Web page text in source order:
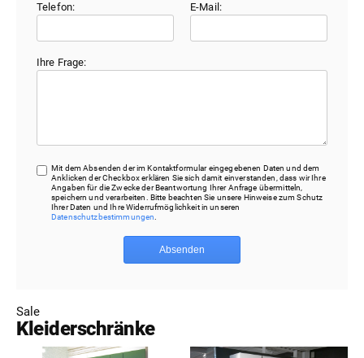
Telefon: E-Mail:
Ihre Frage:
Mit dem Absenden der im Kontaktformular eingegebenen Daten und dem
Anklicken der Checkbox erklären Sie sich damit einverstanden, dass wir Ihre
Angaben für die Zwecke der Beantwortung Ihrer Anfrage übermitteln,
speichern und verarbeiten. Bitte beachten Sie unsere Hinweise zum Schutz
Ihrer Daten und Ihre Widerrufmöglichkeit in unseren
Datenschutzbestimmungen
Absenden
Sale
Kleiderschränke